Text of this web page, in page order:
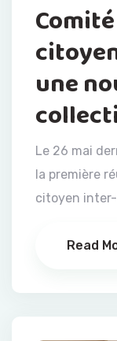
une
Le 26 mai
la première
citoyen inter-
Read